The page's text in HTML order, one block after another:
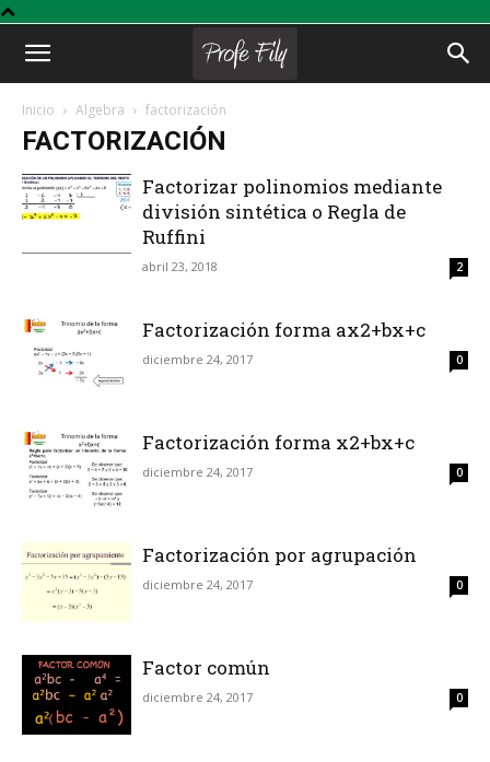
Profe
Inicio Algebra factorización
FACTORIZACIÓN
Factorizar polinomios mediante
división sintética o Regla de
Ruffini
abril 23, 2018 2
Factorización forma ax2+bx+c
diciembre 24, 2017 0
Factorización forma x2+bx+c
diciembre 24, 2017 0
Factorización por agrupación
diciembre 24, 2017 0
Factor común
diciembre 24, 2017 0